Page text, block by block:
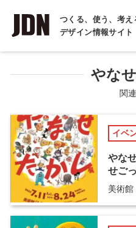
つくる、使う、考え
デザイン情報サイト
INTERVIEW
インタビュー
REPORT
COLUMN
コラム
やな
関
イベ
やな
せご
美術館